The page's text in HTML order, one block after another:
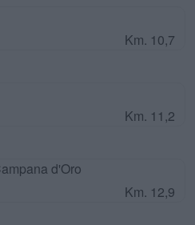
Km. 10,7
Km. 11,2
d'Oro
Km. 12,9